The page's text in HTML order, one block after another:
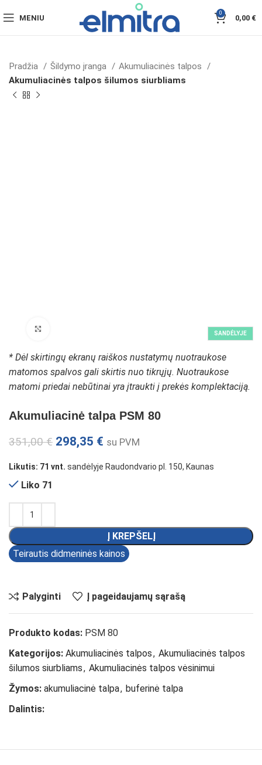
MENIU
0
0,00 €
Pradžia Šildymo įranga
Akumuliacinės talpos
Akumuliacinės talpos šilumos siurbliams
SANDĖLYJE
* Dėl skirtingų ekranų raiškos nustatymų nuotraukose
matomos spalvos gali skirtis nuo tikrųjų. Nuotraukose
matomi priedai nebūtinai yra įtraukti į prekės komplektaciją.
Akumuliacinė talpa PSM 80
351,00€ 298,35 € su PVM
Likutis: 71 vnt. sandėlyje Raudondvario pl. 150, Kaunas
Liko 71
Į KREPŠELĮ
Teirautis didmeninės kainos
Palyginti Į pageidaujamų sąrašą
Produkto kodas: PSM 80
Kategorijos: Akumuliacinės talpos, Akumuliacinės talpos
šilumos siurbliams, Akumuliacinės talpos vėsinimui
Žymos: akumuliacinė talpa, buferinė talpa
Dalintis: